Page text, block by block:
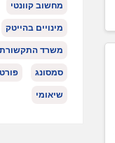
מחשוב קוונטי
מינויים בהייטק
משרד התקשורת
סמסונג
שיאומי